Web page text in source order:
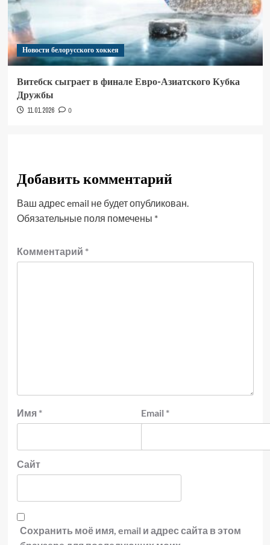
Новости белорусского хоккея
Витебск сыграет в финале Евро-Азиатского Кубка
Дружбы
11.01.2026 0
Добавить комментарий
Ваш адрес email не будет опубликован.
Обязательные поля помечены *
Комментарий *
Имя * Email *
Сайт
Сохранить моё имя, email и адрес сайта в этом